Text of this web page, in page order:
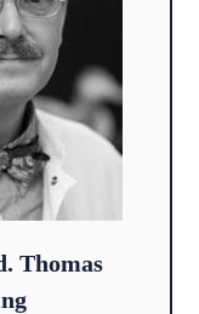
Thomas